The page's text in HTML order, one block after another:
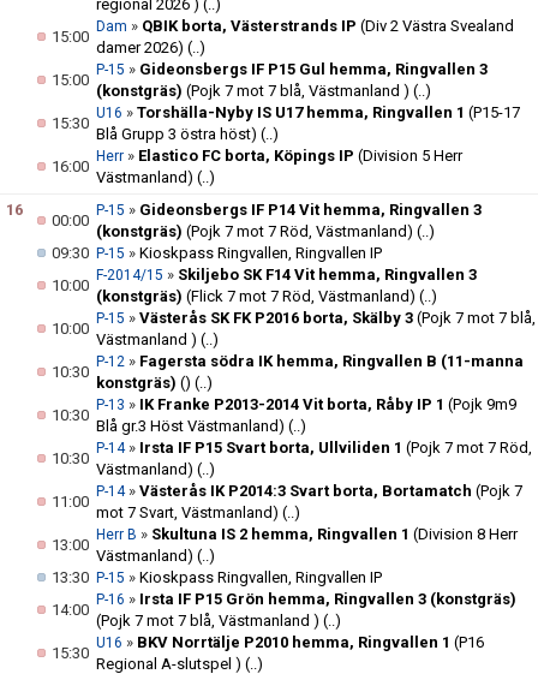
regional 2026 ) (..)
15:00
Dam » QBIK borta, Västerstrands IP (Div 2 Västra Svealand
damer 2026) (..)
15:00
P-15 » Gideonsbergs IF P15 Gul hemma, Ringvallen 3
(konstgräs) (Pojk 7 mot 7 blå, Västmanland ) (..)
15:30
U16 » Torshälla-Nyby IS U17 hemma, Ringvallen 1 (P15-17
Blå Grupp 3 östra höst) (..)
16:00
Herr » Elastico FC borta, Köpings IP (Division 5 Herr
Västmanland) (..)
16
00:00
P-15 » Gideonsbergs IF P14 Vit hemma, Ringvallen 3
(konstgräs) (Pojk 7 mot 7 Röd, Västmanland) (..)
09:30 P-15 » Kioskpass Ringvallen, Ringvallen IP
10:00
F-2014/15 » Skiljebo SK F14 Vit hemma, Ringvallen 3
(konstgräs) (Flick 7 mot 7 Röd, Västmanland) (..)
10:00
P-15 » Västerås SK FK P2016 borta, Skälby 3 (Pojk 7 mot 7 blå,
Västmanland ) (..)
10:30
P-12 » Fagersta södra IK hemma, Ringvallen B (11-manna
konstgräs) () (..)
10:30
P-13 » IK Franke P2013-2014 Vit borta, Råby IP 1 (Pojk 9m9
Blå gr.3 Höst Västmanland) (..)
10:30
P-14» Irsta IF P15 Svart borta, Ullviliden 1 (Pojk 7 mot 7 Röd,
Västmanland) (..)
11:00
P-14» Västerås IK P2014:3 Svart borta, Bortamatch (Pojk 7
mot 7 Svart, Västmanland) (..)
13:00
Herr B » Skultuna IS 2 hemma, Ringvallen 1 (Division 8 Herr
Västmanland) (..)
13:30 P-15 » Kioskpass Ringvallen, Ringvallen IP
14:00
P-16 » Irsta IF P15 Grön hemma, Ringvallen 3 (konstgräs)
(Pojk 7 mot 7 blå, Västmanland ) (..)
15:30
U16 » BKV Norrtälje P2010 hemma, Ringvallen 1 (P16
Regional A-slutspel ) (..)